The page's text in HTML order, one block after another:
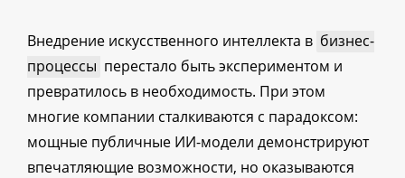
Внедрение искусственного интеллекта в бизнес-
процессы перестало быть экспериментом и
превратилось в необходимость. При этом
многие компании сталкиваются с парадоксом:
мощные публичные ИИ-модели демонстрируют
впечатляющие возможности, но оказываются